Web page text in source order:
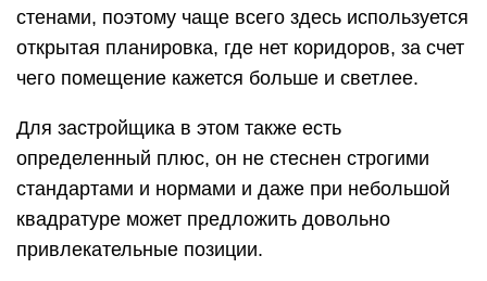
стенами, поэтому чаще всего здесь используется
открытая планировка, где нет коридоров, за счет
чего помещение кажется больше и светлее.
Для застройщика в этом также есть
определенный плюс, он не стеснен строгими
стандартами и нормами и даже при небольшой
квадратуре может предложить довольно
привлекательные позиции.